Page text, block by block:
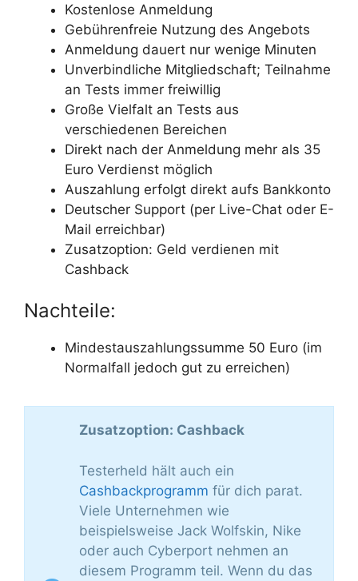
Kostenlose Anmeldung
Gebührenfreie Nutzung des Angebots
Anmeldung dauert nur wenige Minuten
Unverbindliche Mitgliedschaft; Teilnahme
an Tests immer freiwillig
Große Vielfalt an Tests aus
verschiedenen Bereichen
Direkt nach der Anmeldung mehr als 35
Euro Verdienst möglich
Auszahlung erfolgt direkt aufs Bankkonto
Deutscher Support (per Live-Chat oder E-
Mail erreichbar)
Zusatzoption: Geld verdienen mit
Cashback
Nachteile:
Mindestauszahlungssumme 50 Euro (im
Normalfall jedoch gut zu erreichen)
Zusatzoption: Cashback
Testerheld hält auch ein
Cashbackprogramm für dich parat.
Viele Unternehmen wie
beispielsweise Jack Wolfskin, Nike
oder auch Cyberport nehmen an
diesem Programm teil. Wenn du das